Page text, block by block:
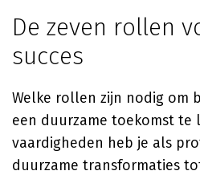
De zeven rollen
succes
Welke rollen zijn nodig om
een duurzame toekomst te
vaardigheden heb je als
duurzame transformaties